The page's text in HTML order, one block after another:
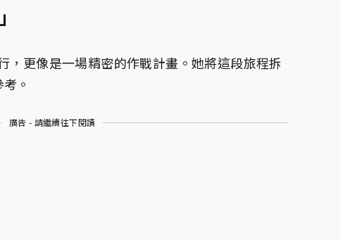
，更像是一場精密的作戰計畫。她將這段旅程拆
。
廣告 - 請繼續往下閱讀